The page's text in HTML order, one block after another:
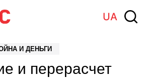
UA
И ДЕНЬГИ
и перерасчет